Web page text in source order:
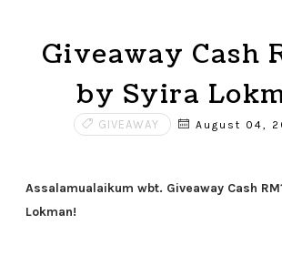
Giveaway Cash
by Syira
GIVEAWAY August 04,
Assalamualaikum wbt. Giveaway Cash
Lokman!